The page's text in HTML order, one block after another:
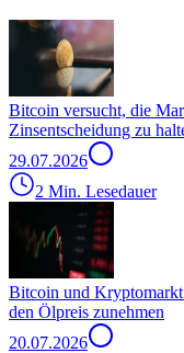
Bitcoin versucht, die
Zinsentscheidung zu
29.07.2026
2 Min. Lesedauer
Bitcoin und
den Ölpreis zunehmen
20.07.2026